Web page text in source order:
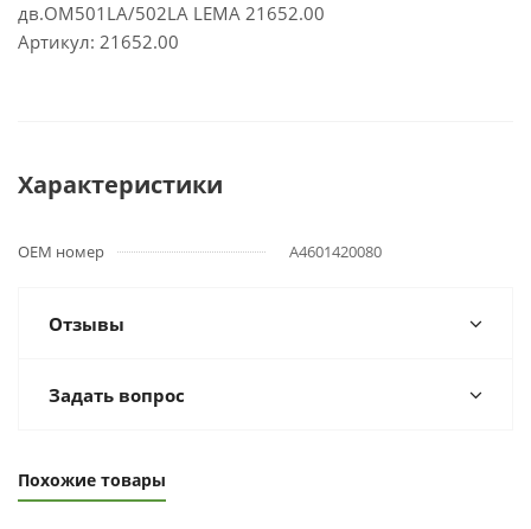
дв.OM501LA/502LA LEMA 21652.00
Артикул: 21652.00
Характеристики
OEM номер A4601420080
Отзывы
Задать вопрос
Похожие товары